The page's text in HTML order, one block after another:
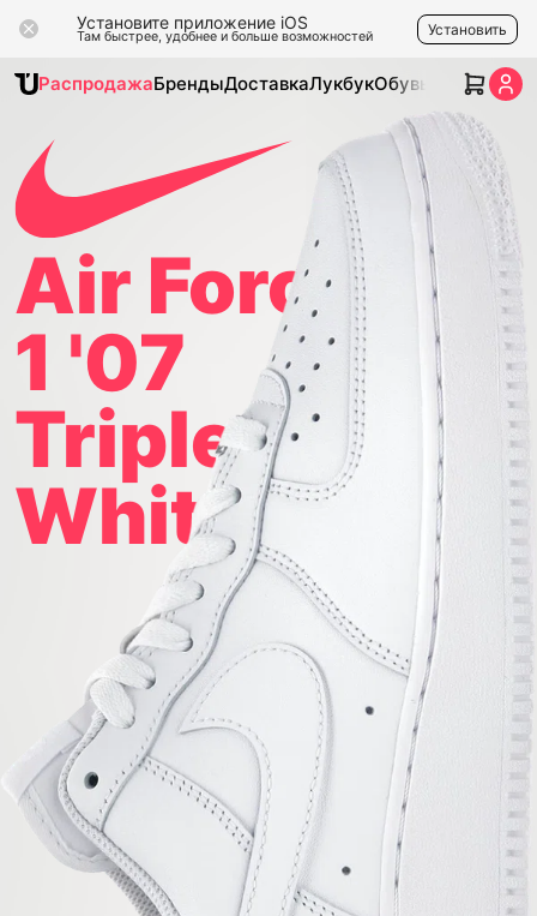
Установите приложение iOS
Там быстрее, удобнее и больше возможностей Установить
РаспродажаБрендыДоставкаЛукбукОбувь Одежда
Air Force
1 '07
Triple
White